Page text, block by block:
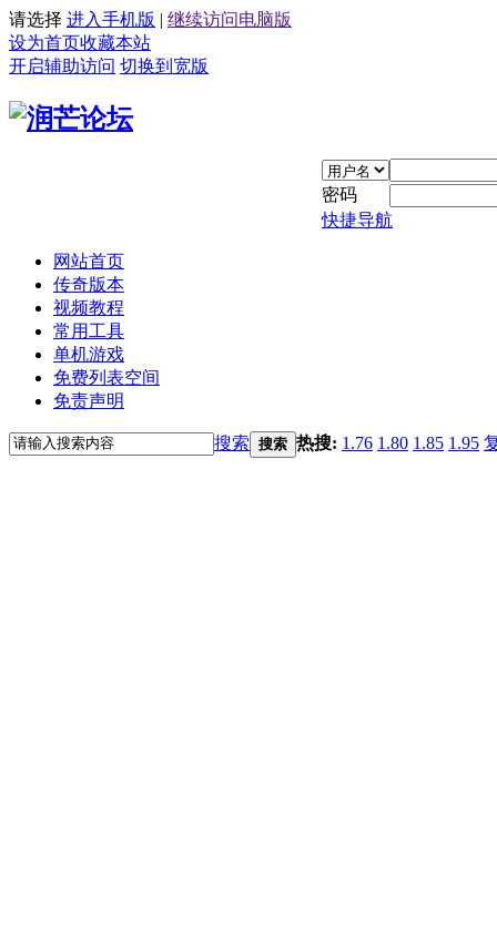
请选择 进入手机版 | 继续访问电脑版
设为首页收藏本站
开启辅助访问 切换到宽版
密码
快捷导航
网站首页
传奇版本
视频教程
常用工具
单机游戏
免费列表空间
免责声明
搜索 搜索 热搜: 1.76 1.80 1.85 1.95